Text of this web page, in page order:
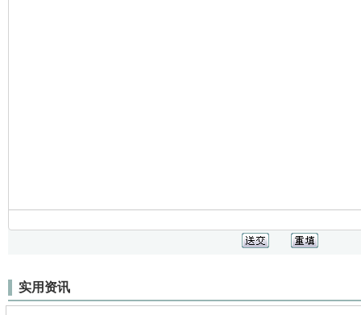
实用资讯